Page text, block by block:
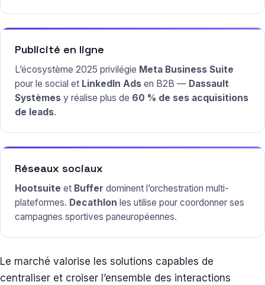
Publicité en ligne
L’écosystème 2025 privilégie Meta Business Suite
pour le social et LinkedIn Ads en B2B — Dassault
Systèmes y réalise plus de 60 % de ses acquisitions
de leads.
Réseaux sociaux
Hootsuite et Buffer dominent l’orchestration multi-
plateformes. Decathlon les utilise pour coordonner ses
campagnes sportives paneuropéennes.
Le marché valorise les solutions capables de
centraliser et croiser l’ensemble des interactions